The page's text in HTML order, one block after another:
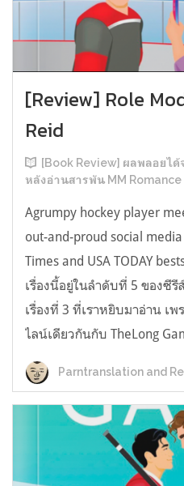
[Review] Role
Reid
[Book Review] ผลพลอยไ
หลังอ่านสารพัน MM Romance
Agrumpy hockey player
out-and-proud social
Times and USA TODAY
เรื่องนี้อยู่ในลำดับที่ 5 ของซีรี
เรื่องที่ 3 ที่เราหยิบมาอ่าน เพ
ไลน์เดียวกันกับ TheLong
Parntranslation and